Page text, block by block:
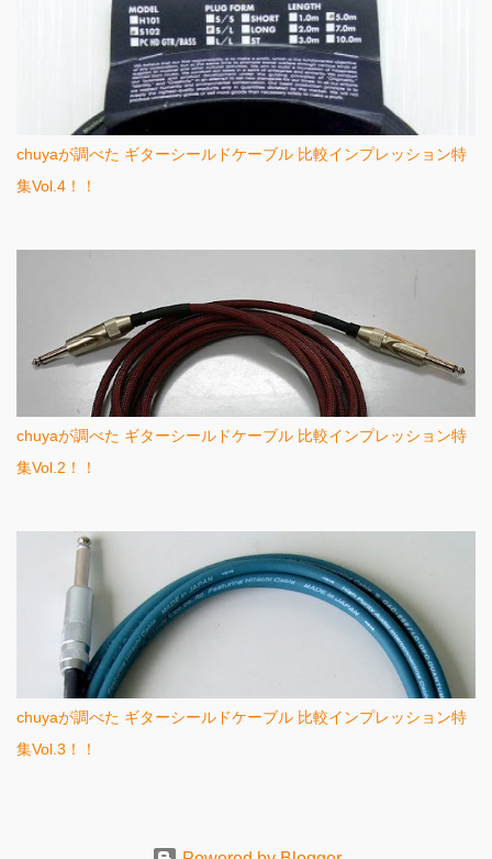
chuyaが調べた ギターシールドケーブル 比較インプレッション特
集Vol.4！！
chuyaが調べた ギターシールドケーブル 比較インプレッション特
集Vol.2！！
chuyaが調べた ギターシールドケーブル 比較インプレッション特
集Vol.3！！